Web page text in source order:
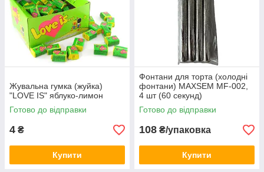
Жувальна гумка (жуйка)
"LOVE IS" яблуко-лимон
Готово до відправки
4 ₴
Купити
Фонтани для торта (холодні
фонтани) MAXSEM MF-002,
4 шт (60 секунд)
Готово до відправки
108 ₴/упаковка
Купити